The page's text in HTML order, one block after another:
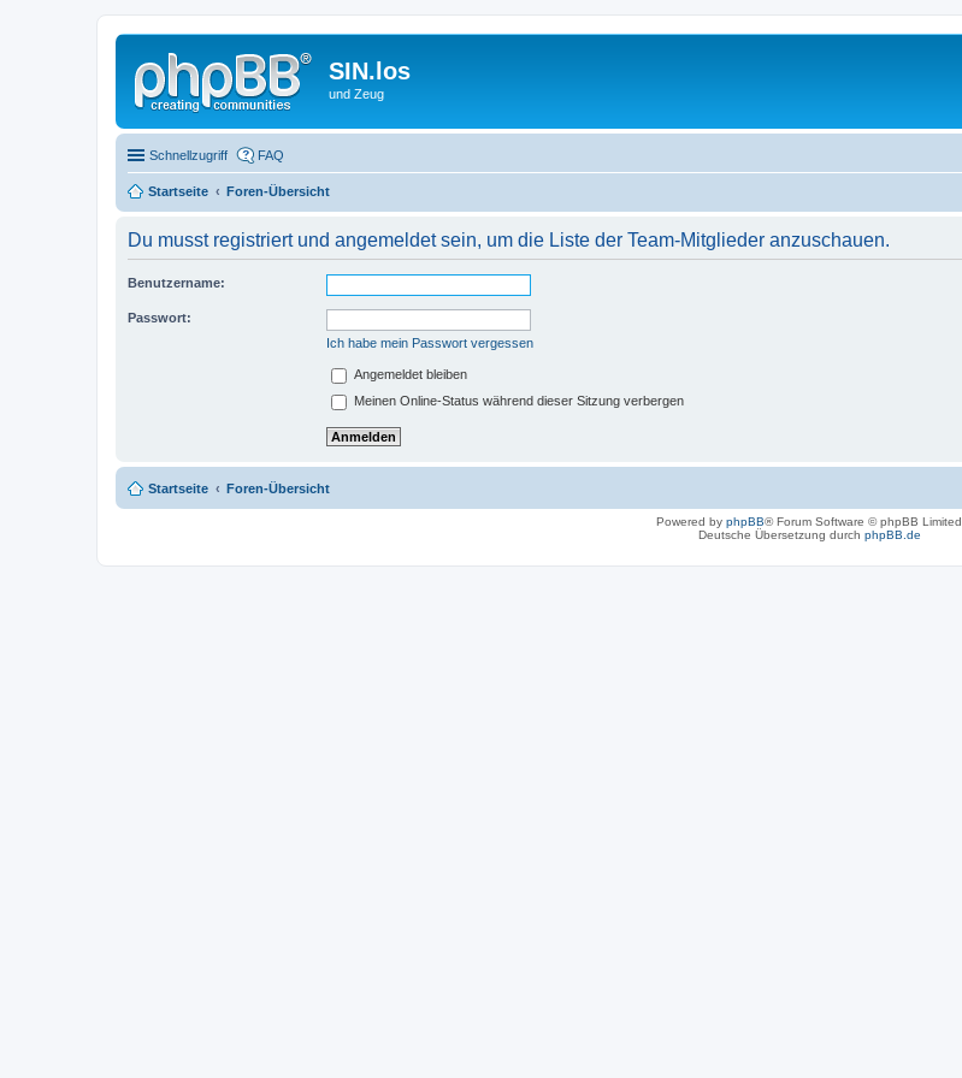
SIN.los
und Zeug
Schnellzugriff FAQ
Startseite Foren-Übersicht
Du musst registriert und angemeldet sein, um die Liste der Team-Mitglieder anzuschauen.
Benutzername:
Passwort:
Ich habe mein Passwort vergessen
Angemeldet bleiben
Meinen Online-Status während dieser Sitzung verbergen
Startseite Foren-Übersicht
Powered by phpBB® Forum Software © phpBB Limited
Deutsche Übersetzung durch phpBB.de